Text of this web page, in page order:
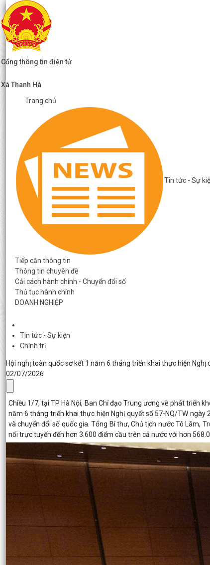
Cổng thông tin điện tử
Xã Thanh Hà
Trang chủ
Tin tức - Sự
Tiếp cận thông tin
Thông tin chuyên đề
Cải cách hành chính - Chuyển đổi số
Thủ tục hành chính
DOANH NGHIỆP
Tin tức - Sự kiện
Chính trị
Hội nghị toàn quốc sơ kết 1 năm 6 tháng triển khai thực hiện Nghị
02/07/2026
Chiều 1/7, tại TP Hà Nội, Ban Chỉ đạo Trung ương về phát triển
năm 6 tháng triển khai thực hiện Nghị quyết số 57-NQ/TW
và chuyển đổi số quốc gia. Tổng Bí thư, Chủ tịch nước Tô Lâm,
nối trực tuyến đến hơn 3.600 điểm cầu trên cả nước với hơn